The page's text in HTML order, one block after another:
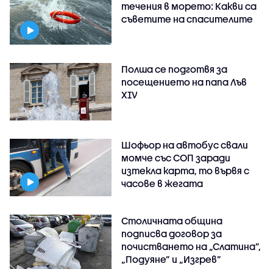
течения в морето: Какви са
съветите на спасителите
Полша се подготвя за
посещението на папа Лъв
XIV
Шофьор на автобус свали
момче със СОП заради
изтекла карта, то вървя с
часове в жегата
Столичната община
подписва договор за
почистването на „Слатина”,
„Подуяне” и „Изгрев”